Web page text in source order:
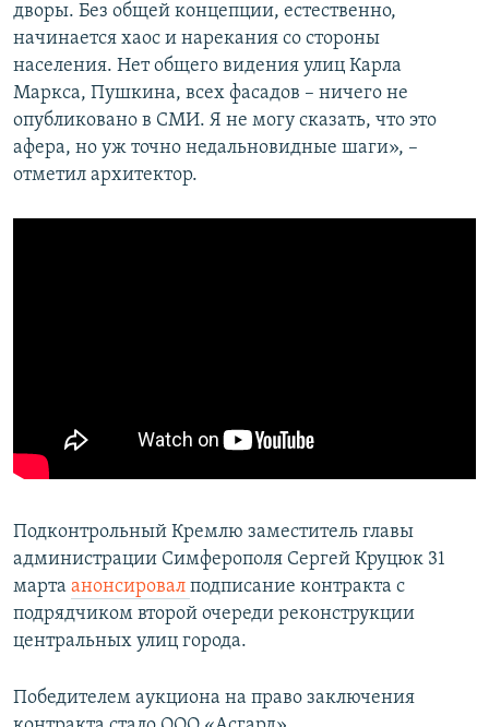
дворы. Без общей концепции, естественно,
начинается хаос и нарекания со стороны
населения. Нет общего видения улиц Карла
Маркса, Пушкина, всех фасадов – ничего не
опубликовано в СМИ. Я не могу сказать, что это
афера, но уж точно недальновидные шаги», –
отметил архитектор.
Подконтрольный Кремлю заместитель главы
администрации Симферополя Сергей Круцюк 31
марта анонсировал подписание контракта с
подрядчиком второй очереди реконструкции
центральных улиц города.
Победителем аукциона на право заключения